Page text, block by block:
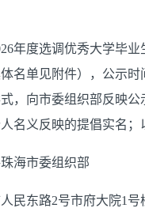
度选调优秀大学毕业
名单见附件），公示
，向市委组织部反映
名义反映的提倡实名；
海市委组织部
东路2号市府大院1号